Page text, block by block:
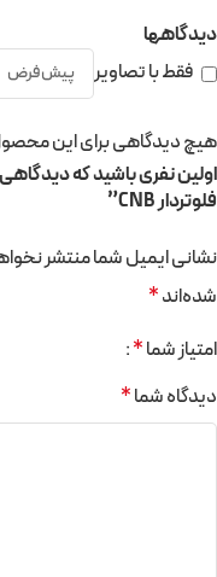
دیدگاهها
فقط با تصاویر
هیچ دیدگاهی برای این
فلوتردار CNB”
نشانی ایمیل شما منتشر
شده‌اند*
امتیاز شما*
دیدگاه شما*